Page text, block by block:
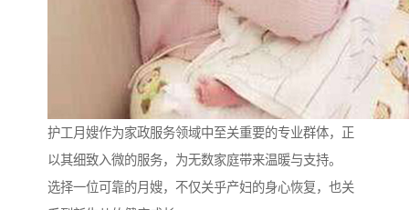
护工月嫂作为家政服务领域中至关重要的专业群体，正
以其细致入微的服务，为无数家庭带来温暖与支持。
选择一位可靠的月嫂，不仅关乎产妇的身心恢复，也关